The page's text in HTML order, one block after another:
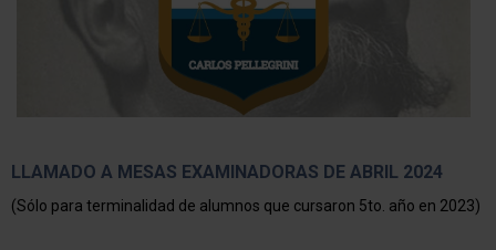
LLAMADO A MESAS EXAMINADORAS DE ABRIL 2024
(Sólo para terminalidad de alumnos que cursaron 5to. año en 2023)